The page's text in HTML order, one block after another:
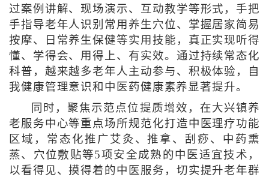
过案例讲解、现场演示、互动教学等形式，手把
手指导老年人识别常用养生穴位、掌握居家简易
按摩、日常养生保健等实用技能，真正实现听得
懂、学得会、用得上、有实效。通过持续常态化
科普，越来越多老年人主动参与、积极体验，自
我健康管理意识和中医药健康素养显著提升。
同时，聚焦示范点位提质增效，在大兴镇养
老服务中心等重点场所规范化打造中医理疗功能
区域，常态化推广艾灸、推拿、刮痧、中药熏
蒸、穴位敷贴等5项安全成熟的中医适宜技术，
以看得见、摸得着的中医服务，切实提升老年群